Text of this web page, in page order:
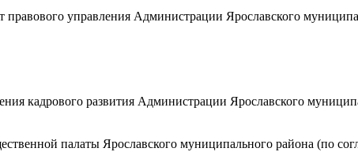
правового управления Администрации Ярославского
кадрового развития Администрации Ярославского
палаты Ярославского муниципального района (по